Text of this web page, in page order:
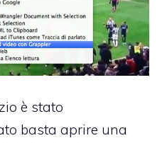
è stato
basta aprire una